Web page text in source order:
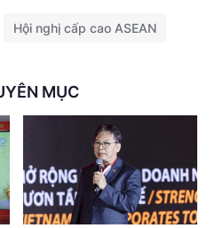
Hội nghị cấp cao ASEAN
MỤC